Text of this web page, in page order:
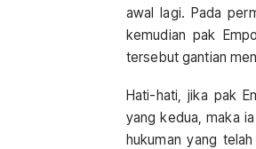
awal lagi. Pada
kemudian pak
tersebut gantian
Hati-hati, jika pak
yang kedua, maka
hukuman yang